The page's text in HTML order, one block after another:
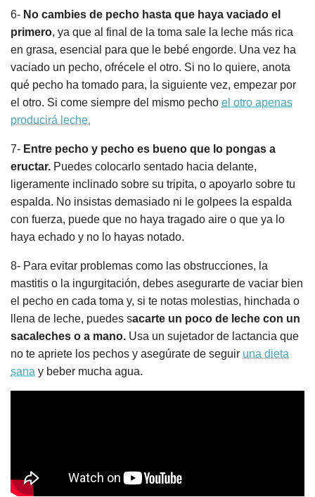
6- No cambies de pecho hasta que haya vaciado el
primero, ya que al final de la toma sale la leche más rica
en grasa, esencial para que le bebé engorde. Una vez ha
vaciado un pecho, ofrécele el otro. Si no lo quiere, anota
qué pecho ha tomado para, la siguiente vez, empezar por
el otro. Si come siempre del mismo pecho el otro apenas
producirá leche.
7- Entre pecho y pecho es bueno que lo pongas a
eructar. Puedes colocarlo sentado hacia delante,
ligeramente inclinado sobre su tripita, o apoyarlo sobre tu
espalda. No insistas demasiado ni le golpees la espalda
con fuerza, puede que no haya tragado aire o que ya lo
haya echado y no lo hayas notado.
8- Para evitar problemas como las obstrucciones, la
mastitis o la ingurgitación, debes asegurarte de vaciar bien
el pecho en cada toma y, si te notas molestias, hinchada o
llena de leche, puedes sacarte un poco de leche con un
sacaleches o a mano. Usa un sujetador de lactancia que
no te apriete los pechos y asegúrate de seguir una dieta
sana y beber mucha agua.